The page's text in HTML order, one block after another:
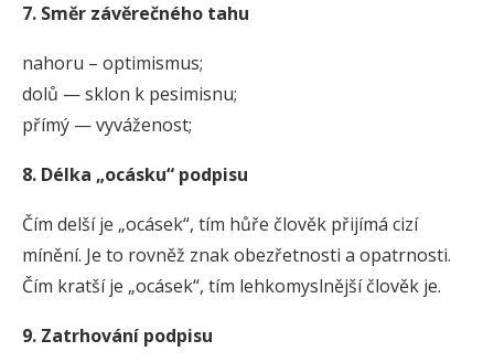
7. Směr závěrečného tahu
nahoru – optimismus;
dolů — sklon k pesimisnu;
přímý — vyváženost;
8. Délka „ocásku“ podpisu
Čím delší je „ocásek“, tím hůře člověk přijímá cizí
mínění. Je to rovněž znak obezřetnosti a opatrnosti.
Čím kratší je „ocásek“, tím lehkomyslnější člověk je.
9. Zatrhování podpisu